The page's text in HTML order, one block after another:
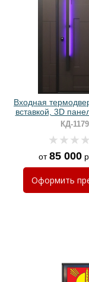
Хочу такую
Хочу
Входная
вставкой, 3D
ручкой сКД-1179
от85 000
Оформить